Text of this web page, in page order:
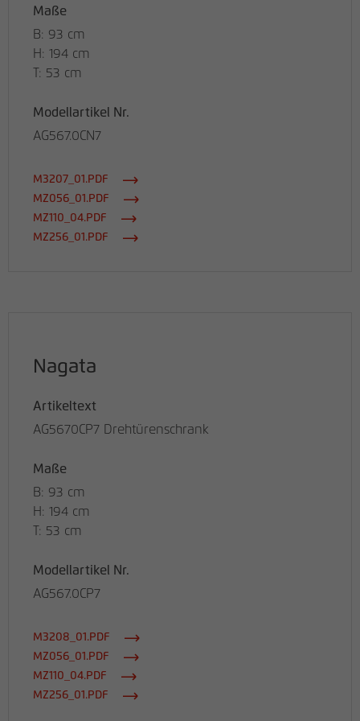
Maße
B: 93 cm
H: 194 cm
T: 53 cm
Modellartikel Nr.
AG567.0CN7
M3207_01.PDF
MZ056_01.PDF
MZ110_04.PDF
MZ256_01.PDF
Nagata
Artikeltext
AG5670CP7 Drehtürenschrank
Maße
B: 93 cm
H: 194 cm
T: 53 cm
Modellartikel Nr.
AG567.0CP7
M3208_01.PDF
MZ056_01.PDF
MZ110_04.PDF
MZ256_01.PDF